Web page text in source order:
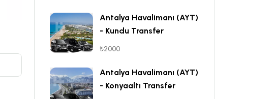
Antalya Havalimanı (AYT)
- Kundu Transfer
₺2000
Antalya Havalimanı (AYT)
- Konyaaltı Transfer